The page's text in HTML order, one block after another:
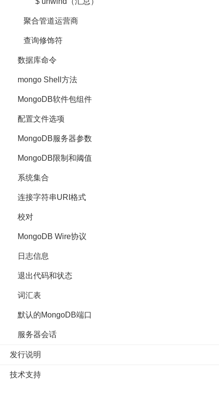
聚合管道运营商
查询修饰符
数据库命令
mongo Shell方法
MongoDB软件包组件
配置文件选项
MongoDB服务器参数
MongoDB限制和阈值
系统集合
连接字符串URI格式
校对
MongoDB Wire协议
日志信息
退出代码和状态
词汇表
默认的MongoDB端口
服务器会话
发行说明
技术支持